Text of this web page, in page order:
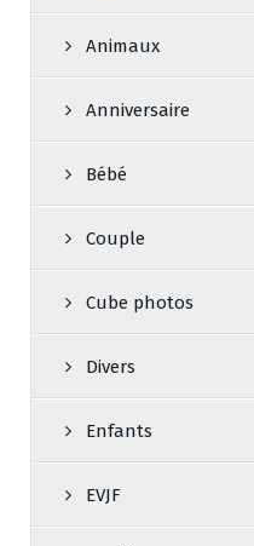
Animaux
Anniversaire
Bébé
Couple
Cube photos
Divers
Enfants
EVJF